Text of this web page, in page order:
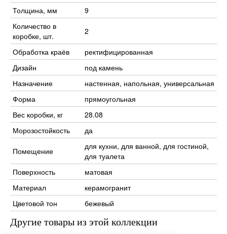
Толщина, мм
9
Количество в
коробке, шт.
2
Обработка краёв
ректифицированная
Дизайн
под камень
Назначение
настенная, напольная, универсальная
Форма
прямоугольная
Вес коробки, кг
28.08
Морозостойкость
да
Помещение
для кухни, для ванной, для гостиной,
для туалета
Поверхность
матовая
Материал
керамогранит
Цветовой тон
бежевый
Другие товары из этой коллекции